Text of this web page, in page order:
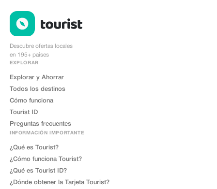
Descubre ofertas locales
en 195+ países
EXPLORAR
Explorar y Ahorrar
Todos los destinos
Cómo funciona
Tourist ID
Preguntas frecuentes
INFORMACIÓN IMPORTANTE
¿Qué es Tourist?
¿Cómo funciona Tourist?
¿Qué es Tourist ID?
¿Dónde obtener la Tarjeta Tourist?